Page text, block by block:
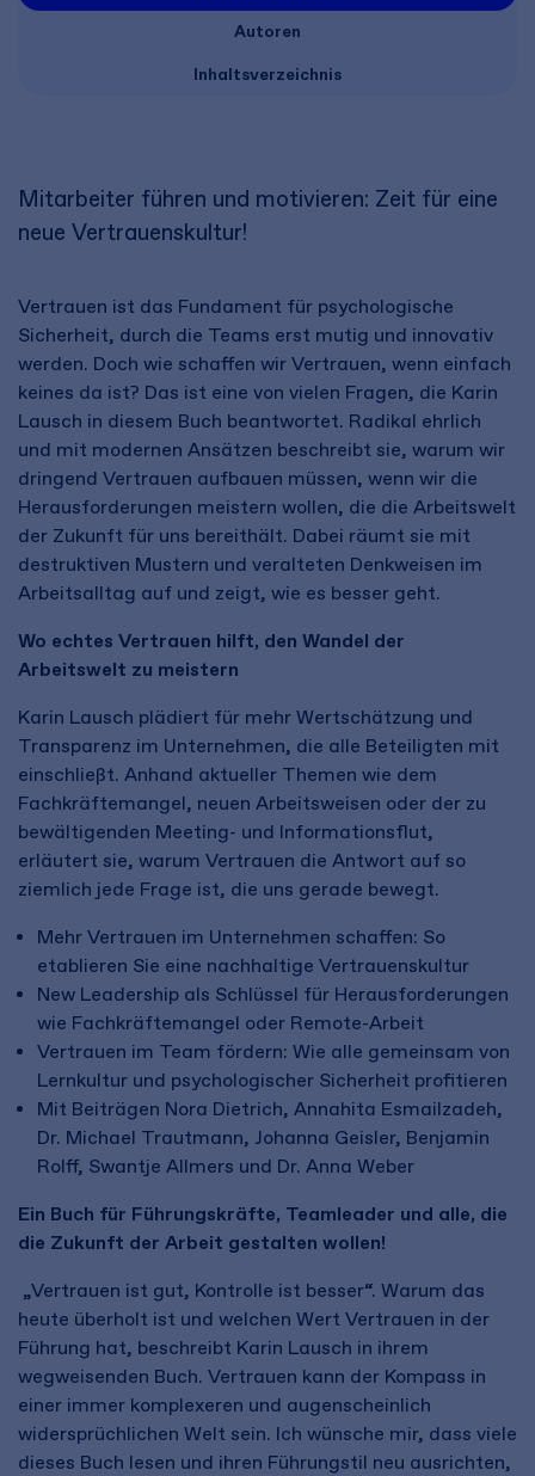
Autoren
Inhaltsverzeichnis
Mitarbeiter führen und motivieren: Zeit für eine
neue Vertrauenskultur!
Vertrauen ist das Fundament für psychologische
Sicherheit, durch die Teams erst mutig und innovativ
werden. Doch wie schaffen wir Vertrauen, wenn einfach
keines da ist? Das ist eine von vielen Fragen, die Karin
Lausch in diesem Buch beantwortet. Radikal ehrlich
und mit modernen Ansätzen beschreibt sie, warum wir
dringend Vertrauen aufbauen müssen, wenn wir die
Herausforderungen meistern wollen, die die Arbeitswelt
der Zukunft für uns bereithält. Dabei räumt sie mit
destruktiven Mustern und veralteten Denkweisen im
Arbeitsalltag auf und zeigt, wie es besser geht.
Wo echtes Vertrauen hilft, den Wandel der
Arbeitswelt zu meistern
Karin Lausch plädiert für mehr Wertschätzung und
Transparenz im Unternehmen, die alle Beteiligten mit
einschließt. Anhand aktueller Themen wie dem
Fachkräftemangel, neuen Arbeitsweisen oder der zu
bewältigenden Meeting- und Informationsflut,
erläutert sie, warum Vertrauen die Antwort auf so
ziemlich jede Frage ist, die uns gerade bewegt.
Mehr Vertrauen im Unternehmen schaffen: So
etablieren Sie eine nachhaltige Vertrauenskultur
New Leadership als Schlüssel für Herausforderungen
wie Fachkräftemangel oder Remote-Arbeit
Vertrauen im Team fördern: Wie alle gemeinsam von
Lernkultur und psychologischer Sicherheit profitieren
Mit Beiträgen Nora Dietrich, Annahita Esmailzadeh,
Dr. Michael Trautmann, Johanna Geisler, Benjamin
Rolff, Swantje Allmers und Dr. Anna Weber
Ein Buch für Führungskräfte, Teamleader und alle, die
die Zukunft der Arbeit gestalten wollen!
„Vertrauen ist gut, Kontrolle ist besser“. Warum das
heute überholt ist und welchen Wert Vertrauen in der
Führung hat, beschreibt Karin Lausch in ihrem
wegweisenden Buch. Vertrauen kann der Kompass in
einer immer komplexeren und augenscheinlich
widersprüchlichen Welt sein. Ich wünsche mir, dass viele
dieses Buch lesen und ihren Führungstil neu ausrichten,